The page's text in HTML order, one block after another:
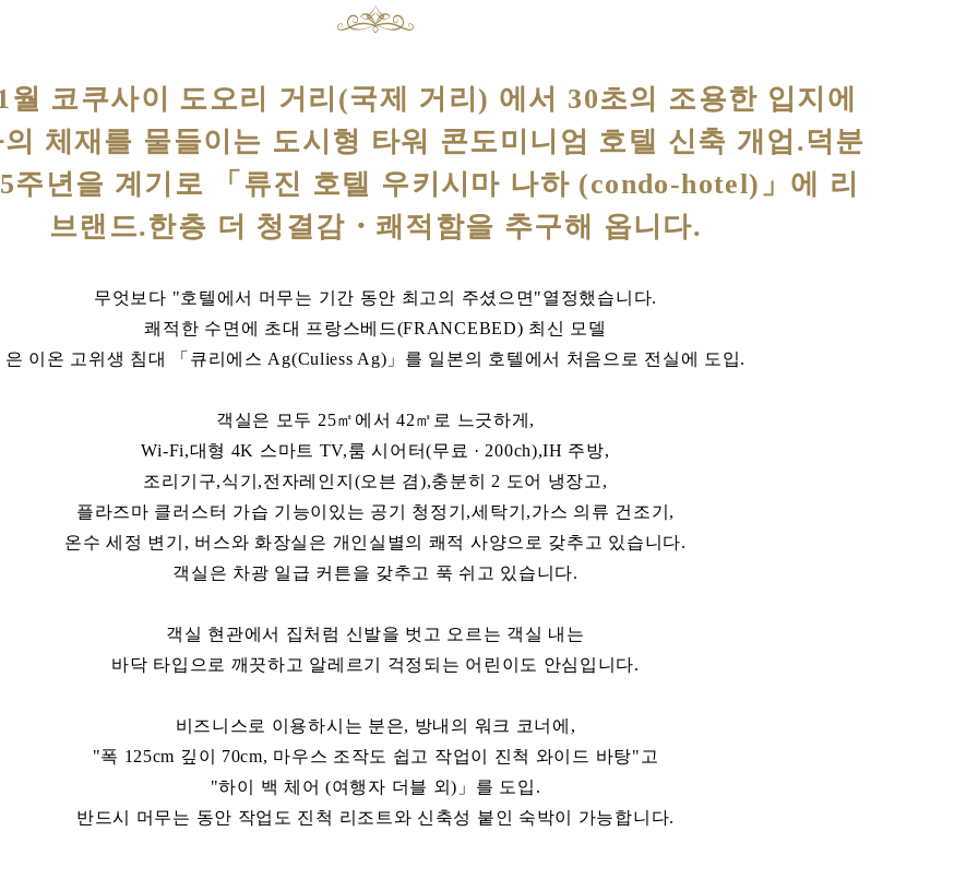
월 코쿠사이 도오리 거리(국제 거리) 에서 30초의 조용한 입지에
체재를 물들이는 도시형 타워 콘도미니엄 호텔 신축 개업.덕분
주년을 계기로 「류진 호텔 우키시마 나하 (condo-hotel)」에 리
브랜드.한층 더 청결감・쾌적함을 추구해 옵니다.
무엇보다 "호텔에서 머무는 기간 동안 최고의 주셨으면"열정했습니다.
쾌적한 수면에 초대 프랑스베드(FRANCEBED) 최신 모델
은 이온 고위생 침대 「큐리에스 Ag(Culiess Ag)」를 일본의 호텔에서 처음으로 전실에 도입.
객실은 모두 25㎡에서 42㎡로 느긋하게,
Wi-Fi,대형 4K 스마트 TV,룸 시어터(무료 · 200ch),IH 주방,
조리기구,식기,전자레인지(오븐 겸),충분히 2 도어 냉장고,
플라즈마 클러스터 가습 기능이있는 공기 청정기,세탁기,가스 의류 건조기,
온수 세정 변기, 버스와 화장실은 개인실별의 쾌적 사양으로 갖추고 있습니다.
객실은 차광 일급 커튼을 갖추고 푹 쉬고 있습니다.
객실 현관에서 집처럼 신발을 벗고 오르는 객실 내는
바닥 타입으로 깨끗하고 알레르기 걱정되는 어린이도 안심입니다.
비즈니스로 이용하시는 분은, 방내의 워크 코너에,
"폭 125cm 깊이 70cm, 마우스 조작도 쉽고 작업이 진척 와이드 바탕"고
"하이 백 체어 (여행자 더블 외)」를 도입.
반드시 머무는 동안 작업도 진척 리조트와 신축성 붙인 숙박이 가능합니다.